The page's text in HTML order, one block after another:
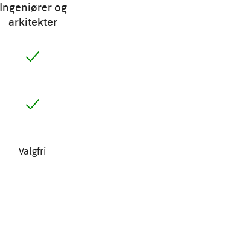
Ingeniører og
arkitekter
Valgfri